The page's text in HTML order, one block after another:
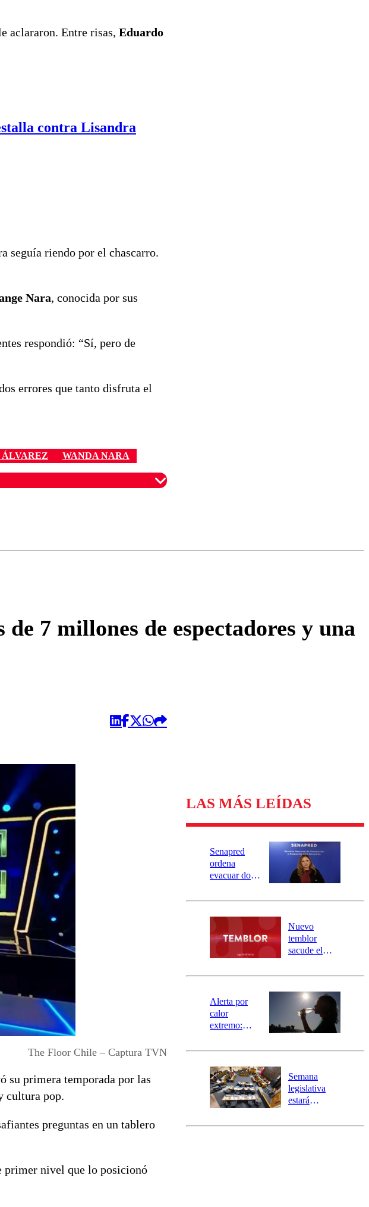
aclararon. Entre risas, Eduardo
contra Lisandra
seguía riendo por el chascarro.
Nara, conocida por sus
respondió: “Sí, pero de
errores que tanto disfruta el
ÁLVAREZ WANDA NARA
7 millones de espectadores y una
The Floor Chile – Captura TVN
su primera temporada por las
cultura pop.
preguntas en un tablero
primer nivel que lo posicionó
LAS MÁS LEÍDAS
Senapred
ordena
evacuar dos
Carahue por
río Damas:
activa
mensajería
SAE
Nuevo
temblor
sacude el
revisa la
epicentro
Alerta por
calor
extremo:
activa Alerta
Preventiva en
tres comunas
Semana
legislativa
estará
el fin de la